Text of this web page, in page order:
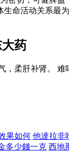
生命活动关系最
药
，柔肝补肾。 难
果如何 他達拉非
多少錢一克 西地